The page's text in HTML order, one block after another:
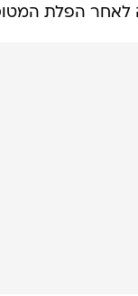
לאחר הפלת